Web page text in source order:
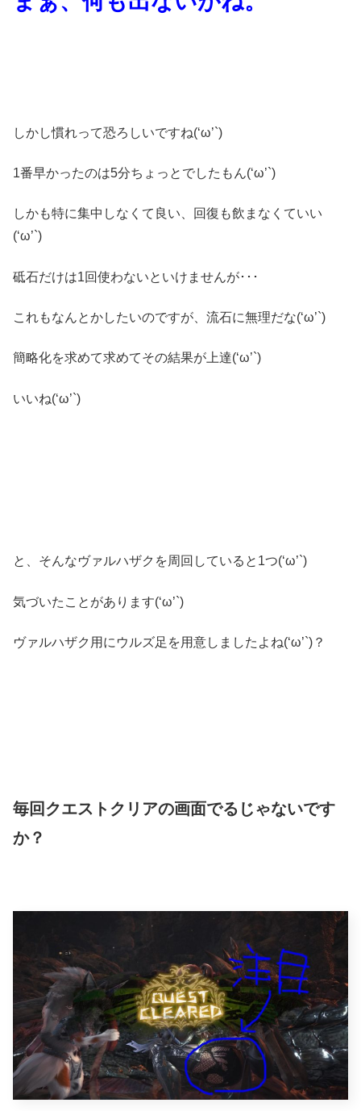
しかし慣れって恐ろしいですね(‘ω’`)
1番早かったのは5分ちょっとでしたもん(‘ω’`)
しかも特に集中しなくて良い、回復も飲まなくていい
(‘ω’`)
砥石だけは1回使わないといけませんが･･･
これもなんとかしたいのですが、流石に無理だな(‘ω’`)
簡略化を求めて求めてその結果が上達(‘ω’`)
いいね(‘ω’`)
と、そんなヴァルハザクを周回していると1つ(‘ω’`)
気づいたことがあります(‘ω’`)
ヴァルハザク用にウルズ足を用意しましたよね(‘ω’`)？
毎回クエストクリアの画面でるじゃないです
か？